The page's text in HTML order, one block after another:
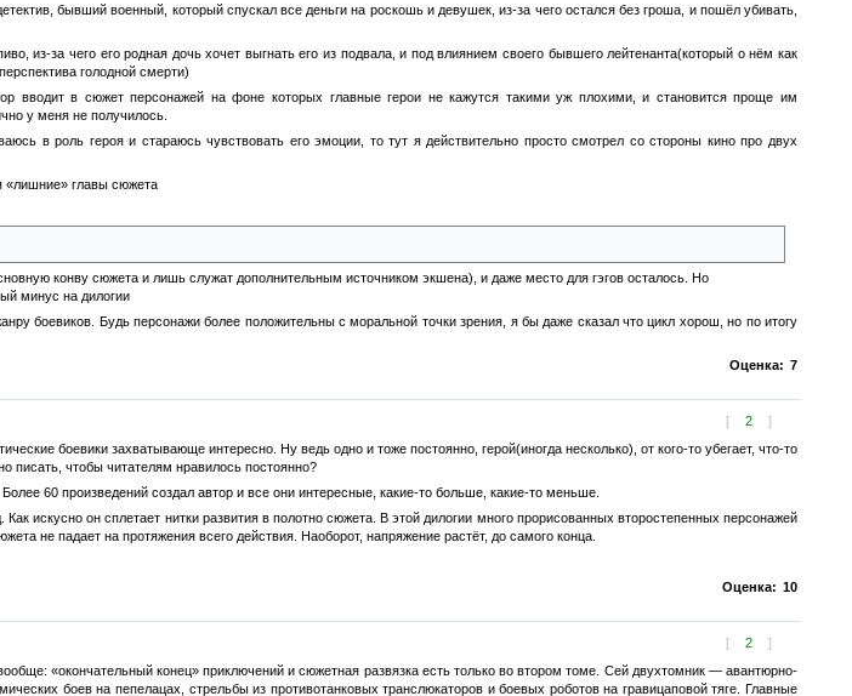
бывший военный, который спускал все деньги на роскошь и девушек, из-за чего остался без гроша, и пошёл убивать,
из-за чего его родная дочь хочет выгнать его из подвала, и под влиянием своего бывшего лейтенанта(который о нём как
голодной смерти)
вводит в сюжет персонажей на фоне которых главные герои не кажутся такими уж плохими, и становится проще им
у меня не получилось.
в роль героя и стараюсь чувствовать его эмоции, то тут я действительно просто смотрел со стороны кино про двух
«лишние» главы сюжета
конву сюжета и лишь служат дополнительным источником экшена), и даже место для гэгов осталось. Но
минус на дилогии
боевиков. Будь персонажи более положительны с моральной точки зрения, я бы даже сказал что цикл хорош, но по итогу
Оценка: 7
[ 2 ]
боевики захватывающе интересно. Ну ведь одно и тоже постоянно, герой(иногда несколько), от кого-то убегает, что-то
писать, чтобы читателям нравилось постоянно?
60 произведений создал автор и все они интересные, какие-то больше, какие-то меньше.
искусно он сплетает нитки развития в полотно сюжета. В этой дилогии много прорисованных второстепенных персонажей
не падает на протяжения всего действия. Наоборот, напряжение растёт, до самого конца.
Оценка: 10
[ 2 ]
«окончательный конец» приключений и сюжетная развязка есть только во втором томе. Сей двухтомник — авантюрно-
боев на пепелацах, стрельбы из противотанковых транслюкаторов и боевых роботов на гравицаповой тяге. Главные